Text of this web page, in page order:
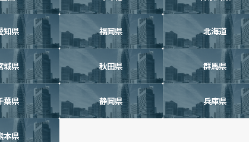
知県 福岡県 北海道
城県 秋田県 群馬県
葉県 静岡県 兵庫県
本県